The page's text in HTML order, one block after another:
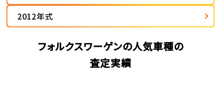
2012年式
フォルクスワーゲンの人気車種の
査定実績